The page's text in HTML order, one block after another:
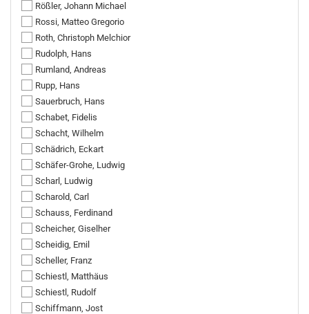
Rößler, Johann Michael
Rossi, Matteo Gregorio
Roth, Christoph Melchior
Rudolph, Hans
Rumland, Andreas
Rupp, Hans
Sauerbruch, Hans
Schabet, Fidelis
Schacht, Wilhelm
Schädrich, Eckart
Schäfer-Grohe, Ludwig
Scharl, Ludwig
Scharold, Carl
Schauss, Ferdinand
Scheicher, Giselher
Scheidig, Emil
Scheller, Franz
Schiestl, Matthäus
Schiestl, Rudolf
Schiffmann, Jost